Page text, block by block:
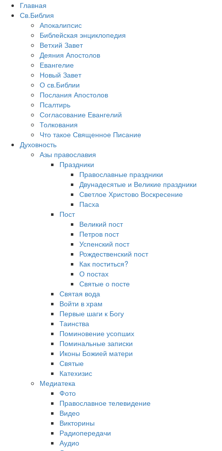
Главная
Св.Библия
Апокалипсис
Библейская энциклопедия
Ветхий Завет
Деяния Апостолов
Евангелие
Новый Завет
О св.Библии
Послания Апостолов
Псалтирь
Согласование Евангелий
Толкования
Что такое Священное Писание
Духовность
Азы православия
Праздники
Православные праздники
Двунадесятые и Великие праздники
Светлое Христово Воскресение
Пасха
Пост
Великий пост
Петров пост
Успенский пост
Рождественский пост
Как поститься?
О постах
Святые о посте
Святая вода
Войти в храм
Первые шаги к Богу
Таинства
Поминовение усопших
Поминальные записки
Иконы Божией матери
Святые
Катехизис
Медиатека
Фото
Православное телевидение
Видео
Викторины
Радиопередачи
Аудио